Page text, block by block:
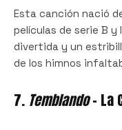
Esta canción nació
películas de serie B
divertida y un
de los himnos
7. Temblando– La